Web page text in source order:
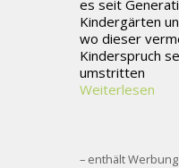
es seit
Kindergärten
wo dieser
Kinderspruch
umstritten
Weiterlesen
– enthält Werbung